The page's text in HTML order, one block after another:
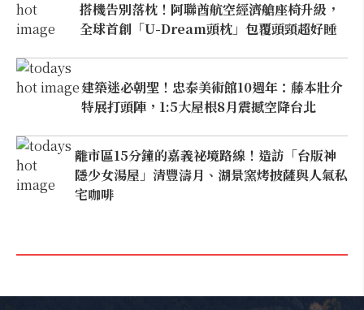
搭機告別落枕！阿聯酋航空經濟艙座椅升級，
全球首創「U-Dream頭枕」包覆頭頸超好睡
建築迷必朝聖！忠泰美術館10週年：藤本壯介
特展打頭陣，1:5大屋根8月震撼空降台北
離市區15分鐘的嘉義祕境路線！造訪「台版神
隱少女湯屋」清豐濤月、湖景窯烤披薩與人氣私
宅咖啡